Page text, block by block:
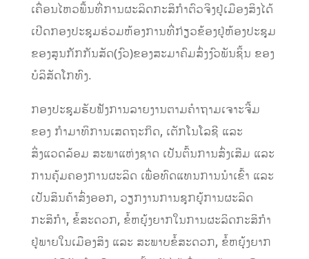
ເຄື່ອນໄຫວພື້ນທີ່ການຜະລິດກະສິກຳຕົວຈິງຢູ່ເມືອງສິງໄດ້
ເປີດກອງປະຊຸມຮ່ວມຫ້ອງການທີ່ກ່ຽວຂ້ອງຢູ່ຫ້ອງປະຊຸມ
ຂອງສູນກັກກັນສັດ(ງົວ)ຂອງສະມາຄົມສົ່ງງົວພັນຊິ້ນ ຂອງ
ບໍລິສັດໂກທົງ.
ກອງປະຊຸມຮັບຟັງການລາຍງານຕາມຄຳຖາມເຈາະຈີ້ມ
ຂອງ ກໍາມາທິການເສດຖະກິດ, ເຕັກໂນໂລຊີ ແລະ
ສິ່ງແວດລ້ອມ ສະພາແຫ່ງຊາດ ເປັນຕົ້ນການສົ່ງເສີມ ແລະ
ການຄຸ້ມຄອງການຜະລິດ ເພື່ອທົດແທນການນຳເຂົ້າ ແລະ
ເປັນສິນຄ້າສົ່ງອອກ, ວຽກງານການຊຸກຍູ້ການຜະລິດ
ກະສິກຳ, ຂໍ້ສະດວກ, ຂໍ້ຫຍຸ້ງຍາກໃນການຜະລິດກະສິກຳ
ຢູ່ພາຍໃນເມືອງສິງ ແລະ ສະພາບຂໍ້ສະດວກ, ຂໍ້ຫຍຸ້ງຍາກ